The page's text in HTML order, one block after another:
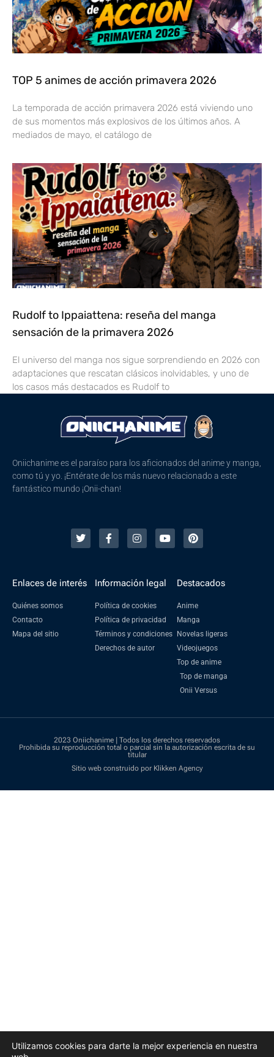
TOP 5 animes de acción primavera 2026
La temporada de acción primavera 2026 está viviendo uno
de sus momentos más explosivos de los últimos años. A
mediados de mayo, el catálogo de
Rudolf to Ippaiattena: reseña del manga
sensación de la primavera 2026
El universo del manga nos sigue sorprendiendo en 2026 con
adaptaciones que rescatan clásicos inolvidables, y uno de
los casos más destacados es Rudolf to
Oniichanime es el paraíso para los aficionados del anime y manga,
como tú y yo. ¡Entérate de los más nuevo relacionado a este
fantástico mundo ¡Onii-chan!
Enlaces de interés
Quiénes somos
Contacto
Mapa del sitio
Información legal
Política de cookies
Política de privacidad
Términos y condiciones
Derechos de autor
Destacados
Anime
Manga
Novelas ligeras
Videojuegos
Top de anime
Top de manga
Onii Versus
2023 Oniichanime | Todos los derechos reservados
Prohibida su reproducción total o parcial sin la autorización escrita de su
titular
Sitio web construido por Klikken Agency
Utilizamos cookies para darte la mejor experiencia en nuestra